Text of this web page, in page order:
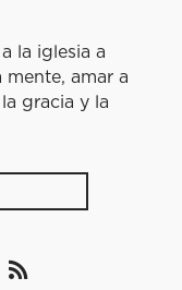
la iglesia a
amar a
gracia y la